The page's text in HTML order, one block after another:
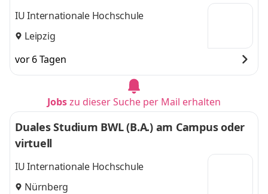
IU Internationale Hochschule
Leipzig
vor 6 Tagen
Jobszu dieser Suche per Mail erhalten
Duales Studium BWL (B.A.) am Campus oder
virtuell
IU Internationale Hochschule
Nürnberg